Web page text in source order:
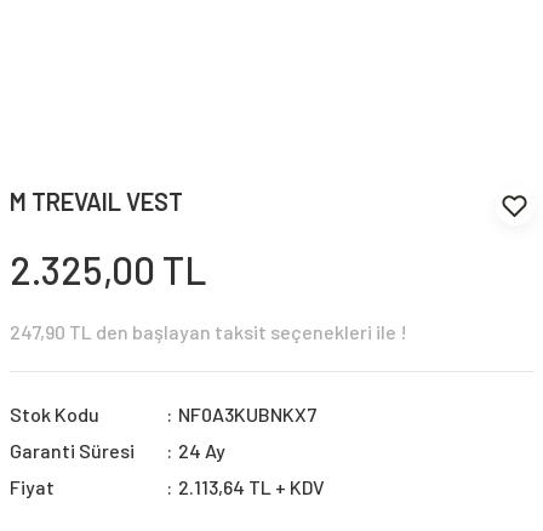
M TREVAIL VEST
2.325,00 TL
247,90 TL den başlayan taksit seçenekleri ile !
Stok Kodu
NF0A3KUBNKX7
Garanti Süresi
24 Ay
Fiyat
2.113,64 TL + KDV